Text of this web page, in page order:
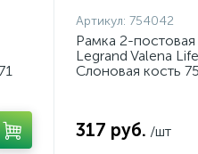
Артикул: 754042
Рамка 2-постовая
Legrand Valena Life
Слоновая кость
317 руб. /шт